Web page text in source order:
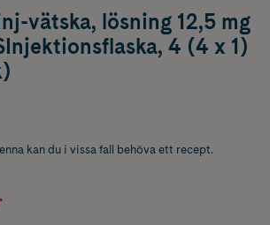
vätska, lösning 12,5 mg
4 (4 x 1)
kan du i vissa fall behöva ett recept.